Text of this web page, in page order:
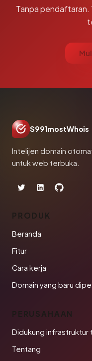
Tanpa pendaftaran.
S991mostWhois
Intelijen domain
untuk web terbuka.
PRODUK
Beranda
Fitur
Cara kerja
Domain yang baru
PERUSAHAAN
Didukung infrastruktur
Tentang